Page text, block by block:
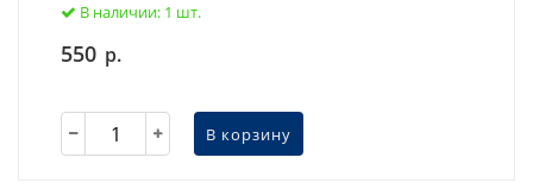
В наличии: 1 шт.
550 р.
В корзину